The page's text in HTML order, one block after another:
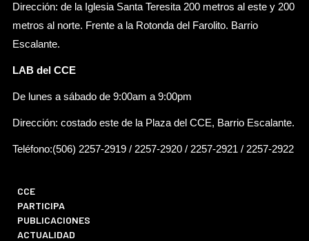
Dirección: de la Iglesia Santa Teresita 200 metros al este y 200
metros al norte. Frente a la Rotonda del Farolito. Barrio
Escalante.
LAB del CCE
De lunes a sábado de 9:00am a 9:00pm
Dirección: costado este de la Plaza del CCE, Barrio Escalante.
Teléfono:(506) 2257-2919 / 2257-2920 / 2257-2921 / 2257-2922
CCE
PARTICIPA
PUBLICACIONES
ACTUALIDAD